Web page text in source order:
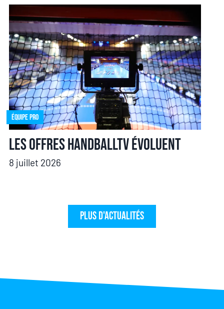
Équipe pro
Les offres HandballTV évoluent
8 juillet 2026
Plus d'actualités